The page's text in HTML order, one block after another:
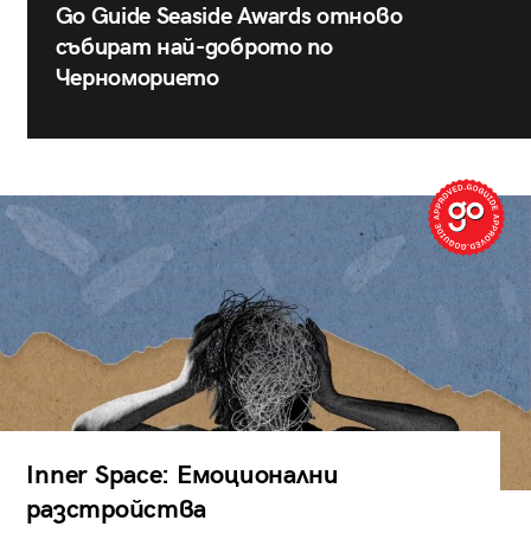
Go Guide Seaside Awards отново
събират най-доброто по
Черноморието
Inner Space: Емоционални
разстройства